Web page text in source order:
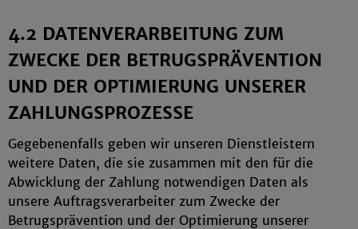
4.2 DATENVERARBEITUNG ZUM
ZWECKE DER BETRUGSPRÄVENTION
UND DER OPTIMIERUNG UNSERER
ZAHLUNGSPROZESSE
Gegebenenfalls geben wir unseren Dienstleistern
weitere Daten, die sie zusammen mit den für die
Abwicklung der Zahlung notwendigen Daten als
unsere Auftragsverarbeiter zum Zwecke der
Betrugsprävention und der Optimierung unserer